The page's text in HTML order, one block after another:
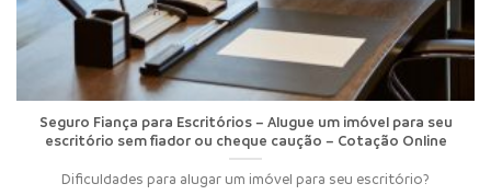
Seguro Fiança para Escritórios – Alugue um imóvel para seu
escritório sem fiador ou cheque caução – Cotação Online
Dificuldades para alugar um imóvel para seu escritório?